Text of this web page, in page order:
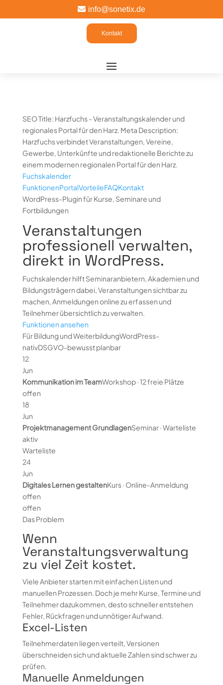
 info@sonetix.de
Kontakt
SEO Title: Harzfuchs - Veranstaltungskalender und
regionales Portal für den Harz. Meta Description:
Harzfuchs verbindet Veranstaltungen, Vereine,
Gewerbe, Unterkünfte und redaktionelle Berichte zu
einem modernen regionalen Portal für den Harz.
Fuchskalender
FunktionenPortalVorteileFAQKontakt
WordPress-Plugin für Kurse, Seminare und
Fortbildungen
Veranstaltungen
professionell verwalten,
direkt in WordPress.
Fuchskalender hilft Seminaranbietern, Akademien und
Bildungsträgern dabei, Veranstaltungen sichtbar zu
machen, Anmeldungen online zu erfassen und
Teilnehmer übersichtlich zu verwalten.
Funktionen ansehen
Für Bildung und WeiterbildungWordPress-
nativDSGVO-bewusst planbar
12
Jun
Kommunikation im TeamWorkshop · 12 freie Plätze
offen
18
Jun
Projektmanagement GrundlagenSeminar · Warteliste
aktiv
Warteliste
24
Jun
Digitales Lernen gestaltenKurs · Online-Anmeldung
offen
offen
Das Problem
Wenn
Veranstaltungsverwaltung
zu viel Zeit kostet.
Viele Anbieter starten mit einfachen Listen und
manuellen Prozessen. Doch je mehr Kurse, Termine und
Teilnehmer dazukommen, desto schneller entstehen
Fehler, Rückfragen und unnötiger Aufwand.
Excel-Listen
Teilnehmerdaten liegen verteilt, Versionen
überschneiden sich und aktuelle Zahlen sind schwer zu
prüfen.
Manuelle Anmeldungen